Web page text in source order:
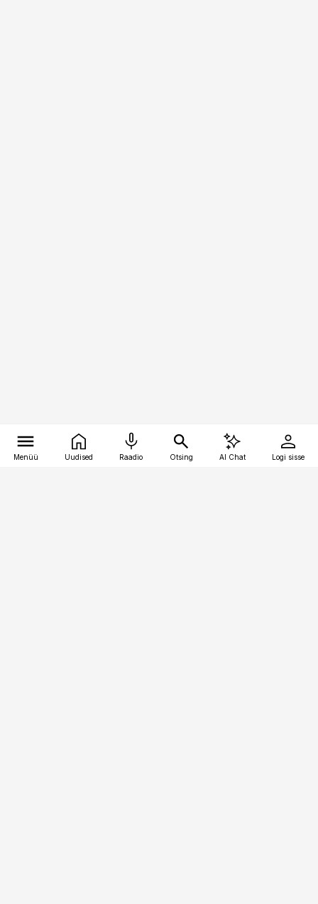
Menüü Uudised Raadio Otsing AI Chat Logi sisse